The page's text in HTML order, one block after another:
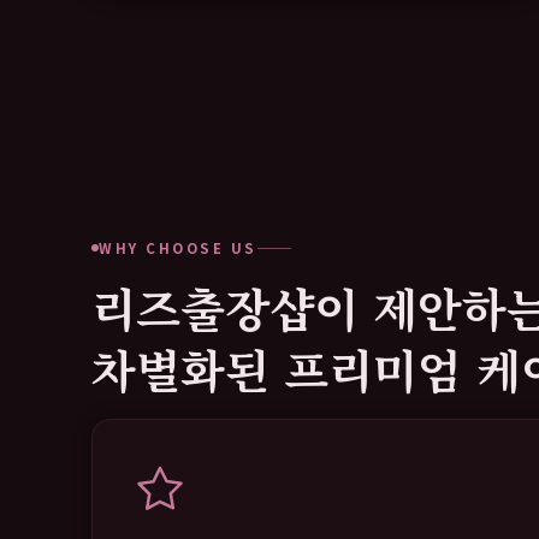
WHY CHOOSE US
리즈출장샵이 제안하
차별화된 프리미엄 케